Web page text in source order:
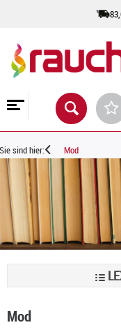
Sie sind hier: Mod
Mod